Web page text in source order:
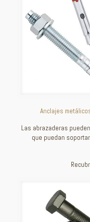
Anclajes
Las abrazaderas
que puedan